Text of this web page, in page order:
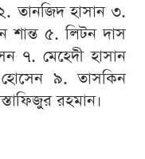
তানজিদ হাসান ৩.
৫. লিটন দাস
৭. মেহেদী হাসান
৯. তাসকিন
রহমান।